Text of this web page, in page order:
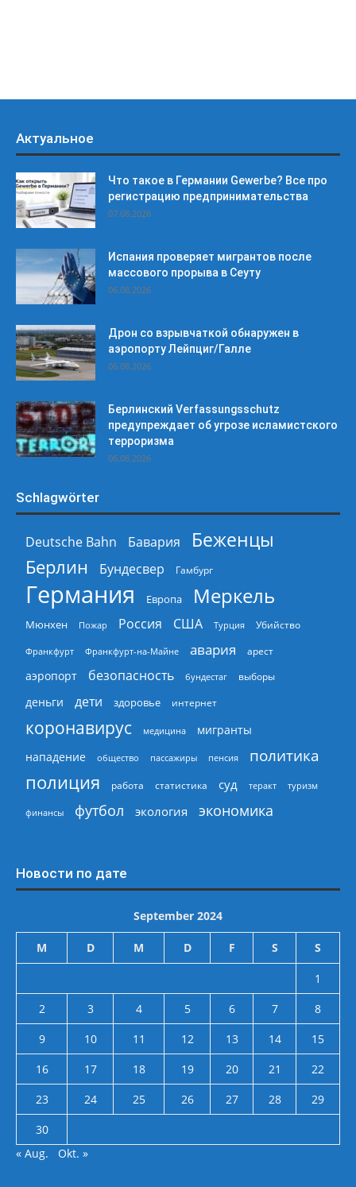
Актуальное
Что такое в Германии Gewerbe? Все про
регистрацию предпринимательства
07.08.2026
Испания проверяет мигрантов после
массового прорыва в Сеуту
06.08.2026
Дрон со взрывчаткой обнаружен в
аэропорту Лейпциг/Галле
06.08.2026
Берлинский Verfassungsschutz
предупреждает об угрозе исламистского
терроризма
06.08.2026
Schlagwörter
Deutsche Bahn Бавария
Беженцы
Берлин
Бундесвер Гамбург
Германия Европа Меркель
Мюнхен Пожар Россия США Турция Убийство
Франкфурт Франкфурт-на-Майне авария арест
аэропорт безопасность бундестаг выборы
деньги дети здоровье интернет
коронавирус медицина
мигранты
нападение
общество пассажиры пенсия политика
полиция работа статистика суд теракт туризм
финансы футбол экология экономика
Новости по дате
September 2024
M D M D F S S
1
2
3 4 5 6 7
8
9
10 11 12 13 14
15
16
17 18 19 20 21
22
23
24 25 26 27 28
29
30
« Aug.
Okt. »